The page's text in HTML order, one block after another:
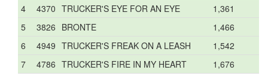
4
4370 TRUCKER'S EYE FOR AN EYE
1,361
5
3826 BRONTE
1,466
6
4949 TRUCKER'S FREAK ON A LEASH
1,542
7
4786 TRUCKER'S FIRE IN MY HEART
1,676